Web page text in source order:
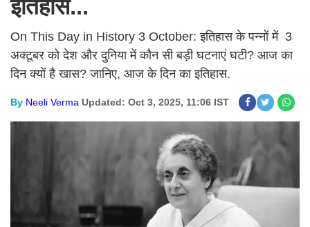
इतिहास...
On This Day in History 3 October: इतिहास के पन्नों में 3
अक्टूबर को देश और दुनिया में कौन सी बड़ी घटनाएं घटी? आज का
दिन क्यों है खास? जानिए, आज के दिन का इतिहास.
By Neeli Verma Updated: Oct 3, 2025, 11:06 IST